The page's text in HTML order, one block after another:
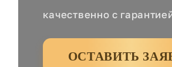
качественно с
ОСТАВИТЬ